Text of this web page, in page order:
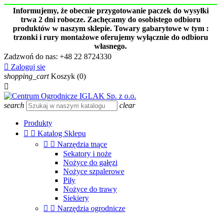
Informujemy, że obecnie przygotowanie paczek do wysyłki
trwa 2 dni robocze. Zachęcamy do osobistego odbioru
produktów w naszym sklepie. Towary gabarytowe w tym :
trzonki i rury montażowe oferujemy wyłącznie do odbioru
własnego.
Zadzwoń do nas: +48 22 8724330
 Zaloguj się
shopping_cart Koszyk (0)

search clear
Produkty
  Katalog Sklepu
  Narzędzia tnące
Sekatory i noże
Nożyce do gałęzi
Nożyce szpalerowe
Piły
Nożyce do trawy
Siekiery
  Narzędzia ogrodnicze